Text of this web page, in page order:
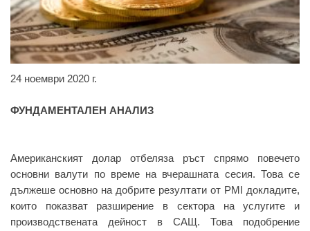
24 ноември 2020 г.
ФУНДАМЕНТАЛЕН АНАЛИЗ
Американският долар отбеляза ръст спрямо повечето
основни валути по време на вчерашната сесия. Това се
дължеше основно на добрите резултати от PMI докладите,
които показват разширение в сектора на услугите и
производствената дейност в САЩ. Това подобрение